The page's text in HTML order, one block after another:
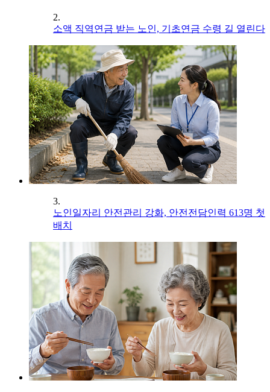
2.
소액 직역연금 받는 노인, 기초연금 수령 길 열린다
3.
노인일자리 안전관리 강화, 안전전담인력 613명 첫
배치